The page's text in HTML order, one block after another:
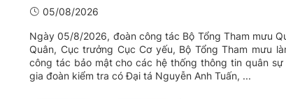
05/08/2026
Ngày 05/8/2026, đoàn công tác Bộ Tổng Tham mưu
Quân, Cục trưởng Cục Cơ yếu, Bộ Tổng Tham mưu
công tác bảo mật cho các hệ thống thông tin quân sự
gia đoàn kiểm tra có Đại tá Nguyễn Anh Tuấn, ...